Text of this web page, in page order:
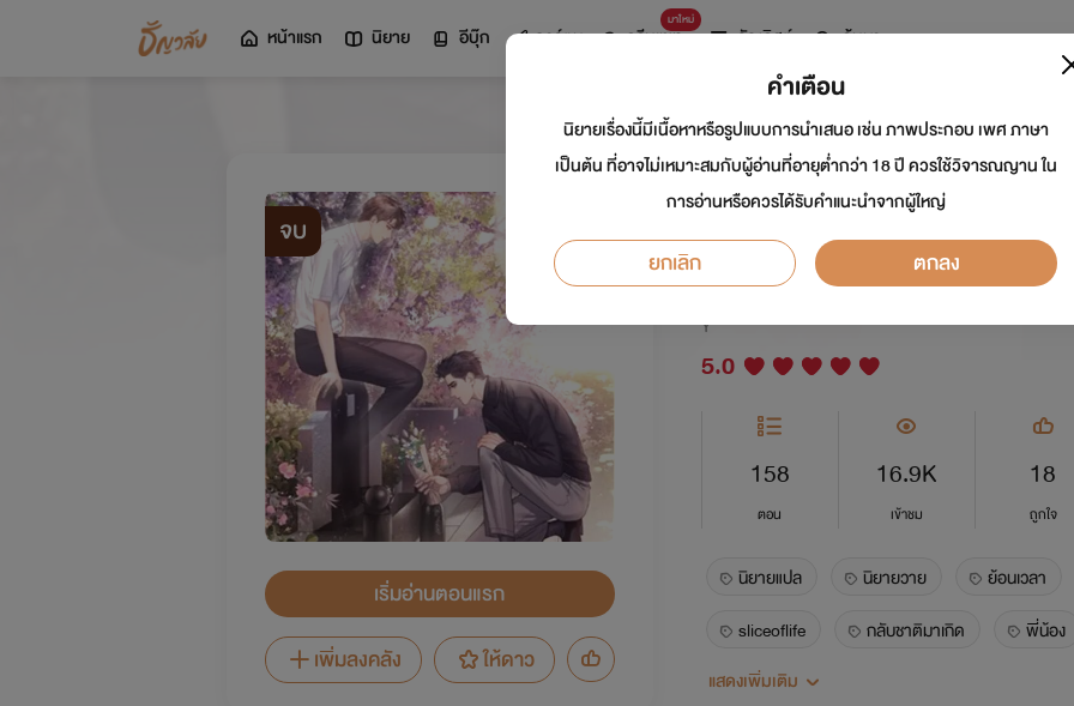
หน้าแรก นิยาย อีบุ๊ก การ์ตูน
มาใหม่
ดรีมแชท ธัญลิสต์ ค้นหา
จบ
เริ่มอ่านตอนแรก
เพิ่มลงคลัง
ให้ดาว
1995 หวนวารวัน ฉั
[นิยายแปล]
นักเขียน:lilacnovel
Y
5.0
158
ตอน
16.9K
เข้าชม
18
ถูกใจ
นิยายแปล นิยายวาย
ย้อนเวลา
sliceoflife
กลับชาติมาเกิด
พี่น้อง
พี่ชาย
แสดงเพิ่มเติม
คำเตือน
นิยายเรื่องนี้มีเนื้อหาหรือรูปแบบการนำเสนอ เช่น ภาพประกอบ เพศ ภาษา
เป็นต้น ที่อาจไม่เหมาะสมกับผู้อ่านที่อายุต่ำกว่า 18 ปี ควรใช้วิจารณญาน ใน
การอ่านหรือควรได้รับคำแนะนำจากผู้ใหญ่
ยกเลิก ตกลง